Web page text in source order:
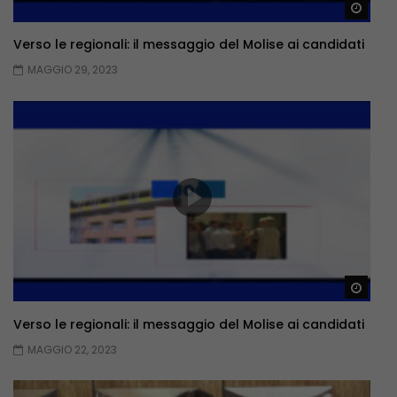
Verso le regionali: il messaggio del Molise ai candidati
MAGGIO 29, 2023
Verso le regionali: il messaggio del Molise ai candidati
MAGGIO 22, 2023